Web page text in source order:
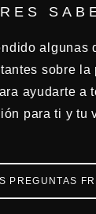
algunas
sobre la
ayudarte a
para ti y tu
PREGUNTAS